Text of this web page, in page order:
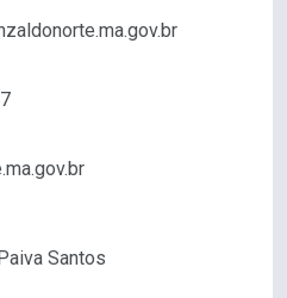
Santos